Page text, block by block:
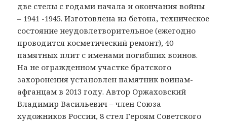
две стелы с годами начала и окончания войны
– 1941 -1945. Изготовлена из бетона, техническое
состояние неудовлетворительное (ежегодно
проводится косметический ремонт), 40
памятных плит с именами погибших воинов.
На не огражденном участке братского
захоронения установлен памятник воинам-
афганцам в 2013 году. Автор Оржаховский
Владимир Васильевич – член Союза
художников России, 8 стел Героям Советского